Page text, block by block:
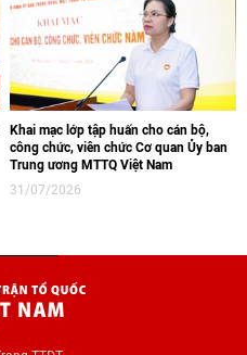
Khai mạc lớp tập huấn cho cán bộ,
công chức, viên chức Cơ quan Ủy ban
Trung ương MTTQ Việt Nam
31/07/2026